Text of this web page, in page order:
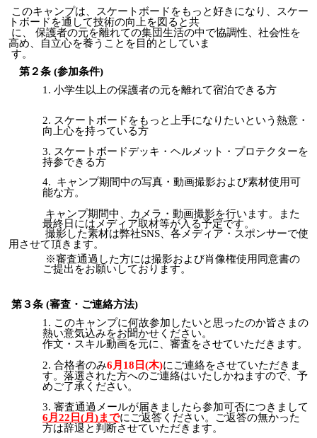
このキャンプは、スケートボードをもっと好きになり、スケー
トボードを通して技術の向上を図ると共
に、 保護者の元を離れての集団生活の中で協調性、社会性を
高め、自立心を養うことを目的としていま
す。
第２条 (参加条件)
小学生以上の保護者の元を離れて宿泊できる方
スケートボードをもっと上手になりたいという熱意・
向上心を持っている方
スケートボードデッキ・ヘルメット・プロテクターを
持参できる方
キャンプ期間中の写真・動画撮影および素材使用可
能な方。
キャンプ期間中、カメラ・動画撮影を行います。また
最終日にはメディア取材等が入る予定です。
撮影した素材は弊社SNS、各メディア・スポンサーで使
用させて頂きます。
※審査通過した方には撮影および肖像権使用同意書の
ご提出をお願いしております。
第３条 (審査・ご連絡方法)
このキャンプに何故参加したいと思ったのか皆さまの
熱い意気込みをお聞かせ ください。
作文・スキル動画を元に、審査をさせていただきます。
合格者のみ6 月 18 日(木)にご連絡をさせていただきま
す。落選された方へのご連絡はいたしかねますので
予
めご了承ください。
審査通過メールが届きましたら参加可否につきまして
6月22日(月)までにご返答ください。ご返答の無かった
方は辞退と判断させていただきます。